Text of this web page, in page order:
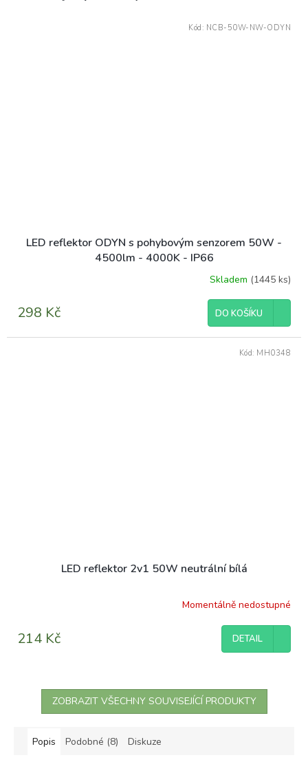
LED reflektor ODYN s pohybovým senzorem 50W -
4500lm - 4000K - IP66
Skladem (1445 ks)
298 Kč DO KOŠÍKU
Kód: NCB-50W-NW-ODYN
LED reflektor 2v1 50W neutrální bílá
Momentálně nedostupné
214 Kč DETAIL
Kód: MH0348
ZOBRAZIT VŠECHNY SOUVISEJÍCÍ PRODUKTY
Popis Podobné (8) Diskuze